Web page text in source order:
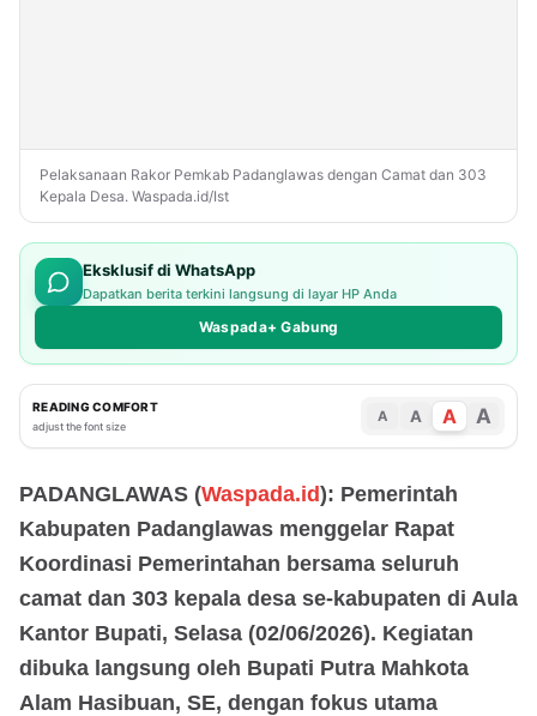
Pelaksanaan Rakor Pemkab Padanglawas dengan Camat dan 303
Kepala Desa. Waspada.id/Ist
Eksklusif di WhatsApp
Dapatkan berita terkini langsung di layar HP Anda
Waspada+ Gabung
READING COMFORT
adjust the font size
A A A A
PADANGLAWAS (Waspada.id): Pemerintah
Kabupaten Padanglawas menggelar Rapat
Koordinasi Pemerintahan bersama seluruh
camat dan 303 kepala desa se-kabupaten di Aula
Kantor Bupati, Selasa (02/06/2026). Kegiatan
dibuka langsung oleh Bupati Putra Mahkota
Alam Hasibuan, SE, dengan fokus utama